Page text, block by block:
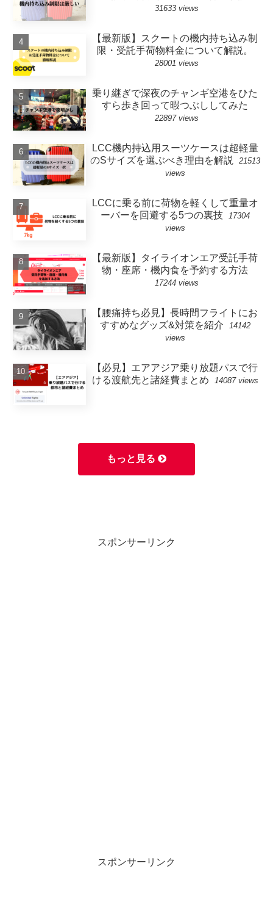
31633 views
【最新版】スクートの機内持ち込み制
限・受託手荷物料金について解説。
28001 views
乗り継ぎで深夜のチャンギ空港をひた
すら歩き回って暇つぶししてみた
22897 views
LCC機内持込用スーツケースは超軽量
のSサイズを選ぶべき理由を解説
21513
views
LCCに乗る前に荷物を軽くして重量オ
ーバーを回避する5つの裏技
17304
views
【最新版】タイライオンエア受託手荷
物・座席・機内食を予約する方法
17244 views
【腰痛持ち必見】長時間フライトにお
すすめなグッズ&対策を紹介
14142
views
【必見】エアアジア乗り放題パスで行
ける渡航先と諸経費まとめ
14087 views
もっと見る
スポンサーリンク
スポンサーリンク